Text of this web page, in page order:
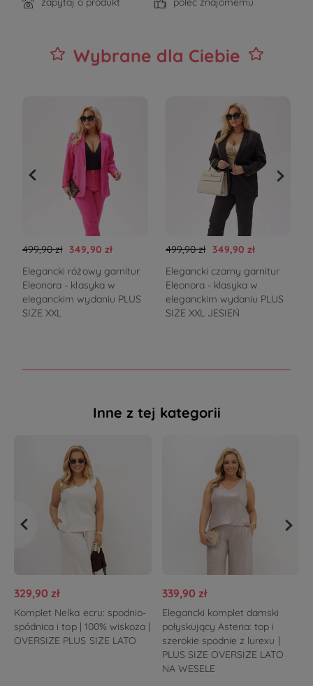
Wybrane dla Ciebie
499,90 zł 349,90 zł
Elegancki różowy garnitur
Eleonora - klasyka w
eleganckim wydaniu PLUS
SIZE XXL
499,90 zł 349,90 zł
Elegancki czarny garnitur
Eleonora - klasyka w
eleganckim wydaniu PLUS
SIZE XXL JESIEŃ
Inne z tej kategorii
329,90 zł
Komplet Nelka ecru: spodnio-
spódnica i top | 100% wiskoza |
OVERSIZE PLUS SIZE LATO
339,90 zł
Elegancki komplet damski
połyskujący Asteria: top i
szerokie spodnie z lurexu |
PLUS SIZE OVERSIZE LATO
NA WESELE